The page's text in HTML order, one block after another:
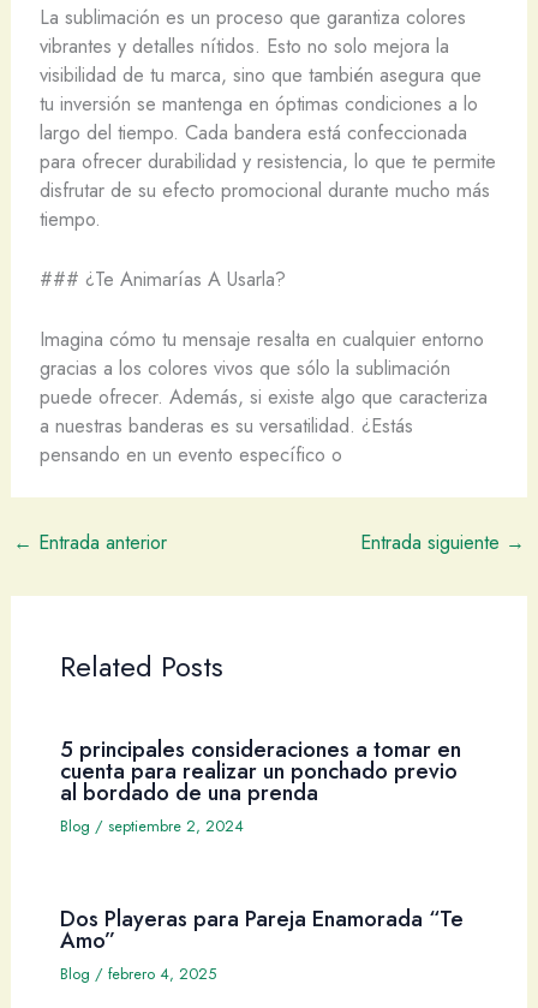
La sublimación es un proceso que garantiza colores
vibrantes y detalles nítidos. Esto no solo mejora la
visibilidad de tu marca, sino que también asegura que
tu inversión se mantenga en óptimas condiciones a lo
largo del tiempo. Cada bandera está confeccionada
para ofrecer durabilidad y resistencia, lo que te permite
disfrutar de su efecto promocional durante mucho más
tiempo.
### ¿Te Animarías A Usarla?
Imagina cómo tu mensaje resalta en cualquier entorno
gracias a los colores vivos que sólo la sublimación
puede ofrecer. Además, si existe algo que caracteriza
a nuestras banderas es su versatilidad. ¿Estás
pensando en un evento específico o
← Entrada anterior Entrada siguiente →
Related Posts
5 principales consideraciones a tomar en
cuenta para realizar un ponchado previo
al bordado de una prenda
Blog / septiembre 2, 2024
Dos Playeras para Pareja Enamorada “Te
Amo”
Blog / febrero 4, 2025